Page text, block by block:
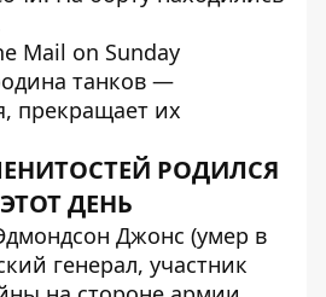
Mail on Sunday
танков —
прекращает их
РОДИЛСЯ
ДЕНЬ
Джонс (умер в
генерал, участник